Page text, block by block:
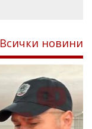
Всички новини